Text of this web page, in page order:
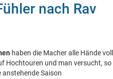
nach Rav
haben die Macher alle Hände voll
Hochtouren und man versucht, so
anstehende Saison